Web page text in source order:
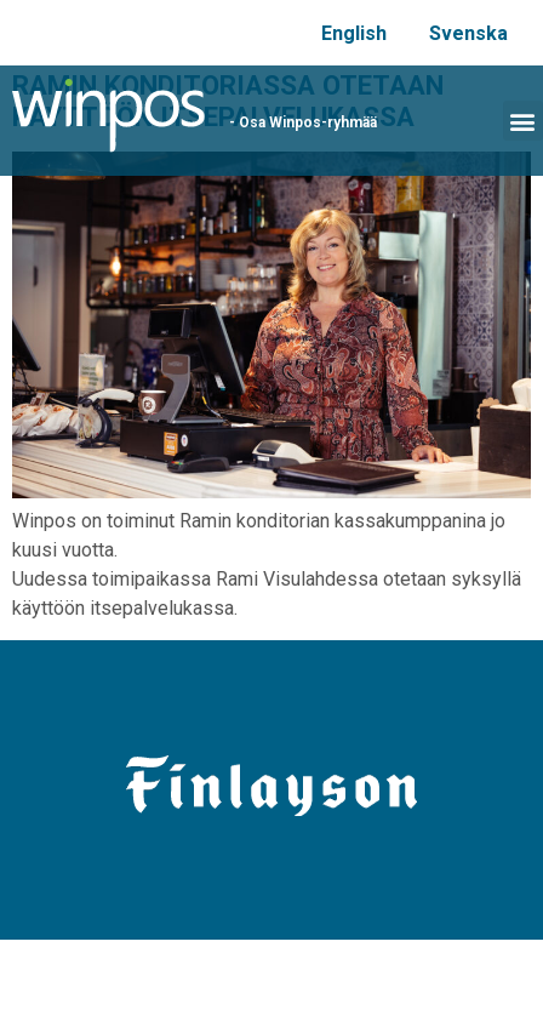
English Svenska
- Osa Winpos-ryhmää
RAMIN KONDITORIASSA OTETAAN
KÄYTTÖÖN ITSEPALVELUKASSA
Winpos on toiminut Ramin konditorian kassakumppanina jo
kuusi vuotta.
Uudessa toimipaikassa Rami Visulahdessa otetaan syksyllä
käyttöön itsepalvelukassa.